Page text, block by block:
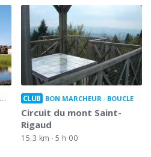
CLUB BON MARCHEUR BOUCLE
Circuit du mont Saint-
Rigaud
15.3 km 5 h 00